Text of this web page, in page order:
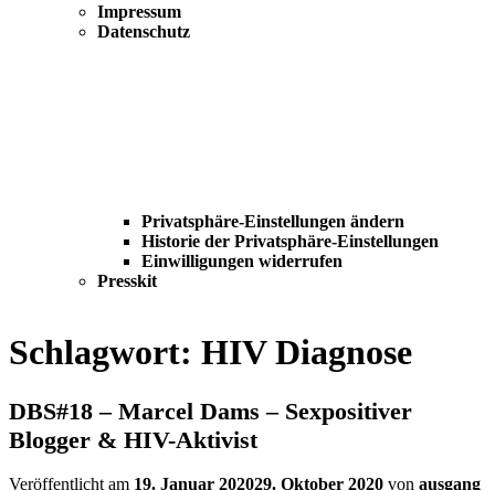
Impressum
Datenschutz
Privatsphäre-Einstellungen ändern
Historie der Privatsphäre-Einstellungen
Einwilligungen widerrufen
Presskit
Schlagwort: HIV Diagnose
DBS#18 – Marcel Dams – Sexpositiver
Blogger & HIV-Aktivist
Veröffentlicht am 19. Januar 202029. Oktober 2020 von ausgang